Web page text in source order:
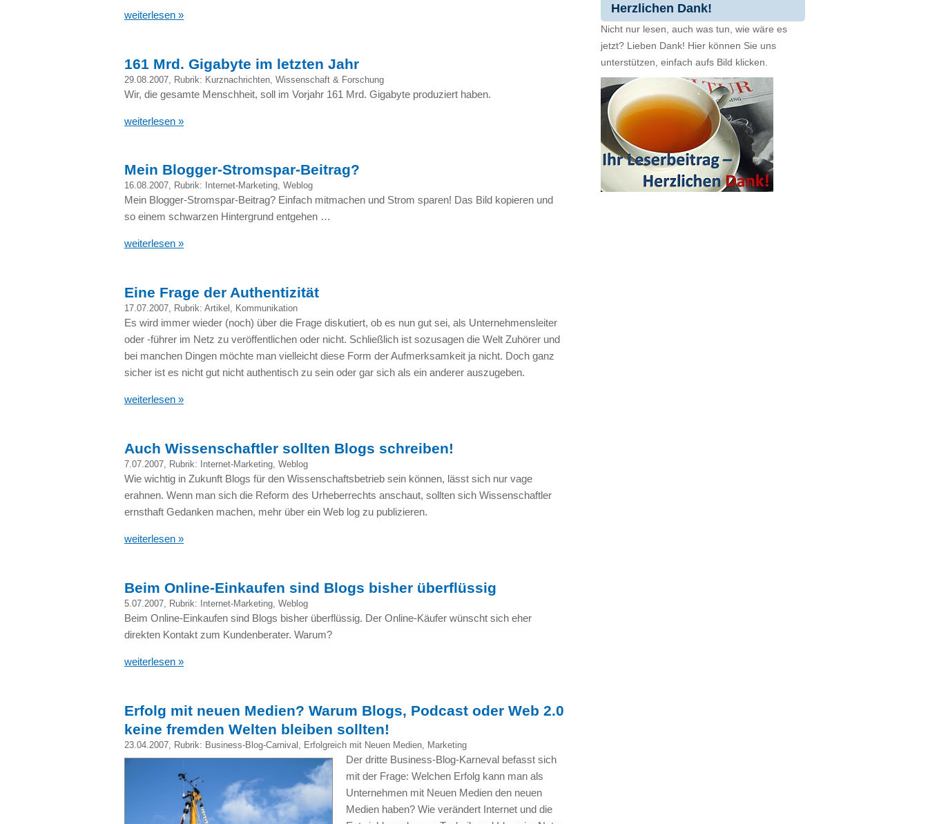
weiterlesen »
161 Mrd. Gigabyte im letzten Jahr
29.08.2007 , Rubrik: Kurznachrichten Wissenschaft & Forschung
Wir, die gesamte Menschheit, soll im Vorjahr 161 Mrd. Gigabyte produziert haben.
weiterlesen »
Mein Blogger-Stromspar-Beitrag?
16.08.2007, Rubrik: Internet-Marketing, Weblog
Mein Blogger-Stromspar-Beitrag? Einfach mitmachen und Strom sparen! Das Bild kopieren und
so einem schwarzen Hintergrund entgehen …
weiterlesen »
Eine Frage der Authentizität
17.07.2007, Rubrik: Artikel , Kommunikation
Es wird immer wieder (noch) über die Frage diskutiert, ob es nun gut sei, als Unternehmensleiter
oder -führer im Netz zu veröffentlichen oder nicht. Schließlich ist sozusagen die Welt Zuhörer und
bei manchen Dingen möchte man vielleicht diese Form der Aufmerksamkeit ja nicht. Doch ganz
sicher ist es nicht gut nicht authentisch zu sein oder gar sich als ein anderer auszugeben.
weiterlesen »
Auch Wissenschaftler sollten Blogs schreiben!
7.07.2007, Rubrik: Internet-Marketing, Weblog
Wie wichtig in Zukunft Blogs für den Wissenschaftsbetrieb sein können, lässt sich nur vage
erahnen. Wenn man sich die Reform des Urheberrechts anschaut, sollten sich Wissenschaftler
ernsthaft Gedanken machen, mehr über ein Web log zu publizieren.
weiterlesen »
Beim Online-Einkaufen sind Blogs bisher überflüssig
5.07.2007 , Rubrik: Internet-Marketing Weblog
Beim Online-Einkaufen sind Blogs bisher überflüssig. Der Online-Käufer wünscht sich eher
direkten Kontakt zum Kundenberater. Warum?
weiterlesen »
Erfolg mit neuen Medien? Warum Blogs, Podcast oder Web 2.0
keine fremden Welten bleiben sollten!
23.04.2007 , Rubrik: Business-Blog-Carnival Erfolgreich mit Neuen Medien Marketing
Der dritte Business-Blog-Karneval befasst sich
mit der Frage: Welchen Erfolg kann man als
Unternehmen mit Neuen Medien den neuen
Medien haben? Wie verändert Internet und die
Herzlichen Dank!
Nicht nur lesen, auch was tun, wie wäre es
jetzt? Lieben Dank! Hier können Sie uns
unterstützen, einfach aufs Bild klicken.